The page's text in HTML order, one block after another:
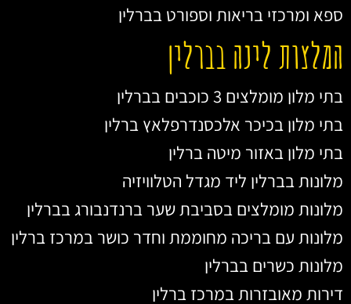
ספא ומרכזי בריאות וספורט בברלין
המלצות לינה בברלין
בתי מלון מומלצים 3 כוכבים בברלין
בתי מלון בכיכר אלכסנדרפלאץ ברלין
בתי מלון באזור מיטה ברלין
מלונות בברלין ליד מגדל הטלוויזיה
מלונות מומלצים בסביבת שער ברנדנבורג בברלין
מלונות עם בריכה מחוממת וחדר כושר במרכז ברלין
מלונות כשרים בברלין
דירות מאובזרות במרכז ברלין